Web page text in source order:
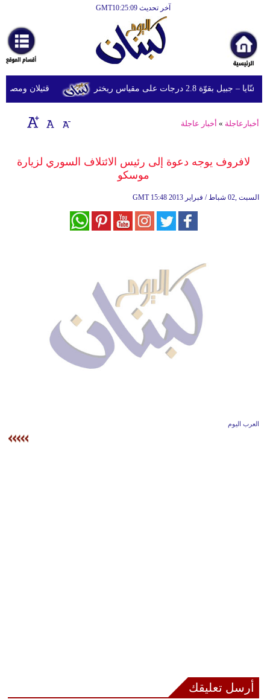
آخر تحديث GMT10:25:09
أخبارعاجلة
رياضة
ثقافة
إقتصاد
وموسيقى
أزياء
قتيلان ومصابون جراء 14 غارة إسرائيلية على 2.8 درجات على مقياس ريختر
أخبارعاجلة » أخبار عاجلة
لافروف يوجه دعوة إلى رئيس الائتلاف السوري لزيارة
موسكو
GMT 15:48 2013 السبت ,02 شباط / فبراير
العرب اليوم
أرسل تعليقك